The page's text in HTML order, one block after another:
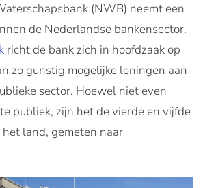
(NWB) neemt een
de Nederlandse bankensector.
richt de bank zich in hoofdzaak op
zo gunstig mogelijke leningen aan
sector. Hoewel niet even
publiek, zijn het de vierde en vijfde
land, gemeten naar